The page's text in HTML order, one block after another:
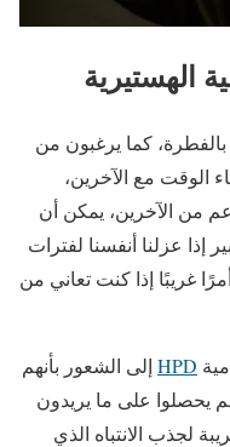
كما يرغبون من
الوقت مع الآخرين،
من الآخرين، يمكن أن
إذا عزلنا أنفسنا لفترات
غريبًا إذا كنت تعاني من
HPD إلى الشعور بأنهم
يحصلوا على ما يريدون
لجذب الانتباه الذي